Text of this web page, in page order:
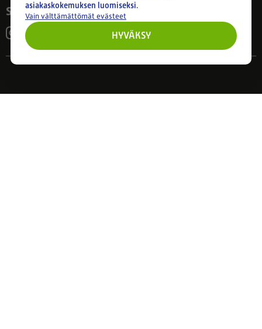
Seuraa meitä
asiakaskokemuksen luomiseksi.
Vain välttämättömät evästeet
HYVÄKSY